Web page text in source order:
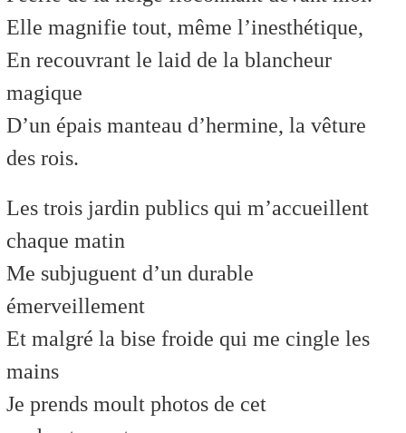
Elle magnifie tout, même l’inesthétique,
En recouvrant le laid de la blancheur
magique
D’un épais manteau d’hermine, la vêture
des rois.
Les trois jardin publics qui m’accueillent
chaque matin
Me subjuguent d’un durable
émerveillement
Et malgré la bise froide qui me cingle les
mains
Je prends moult photos de cet